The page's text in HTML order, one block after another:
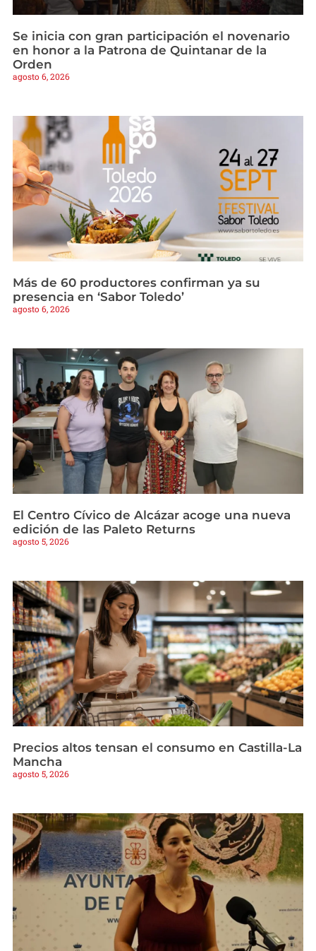
Se inicia con gran participación el novenario
en honor a la Patrona de Quintanar de la
Orden
agosto 6, 2026
Más de 60 productores confirman ya su
presencia en ‘Sabor Toledo’
agosto 6, 2026
El Centro Cívico de Alcázar acoge una nueva
edición de las Paleto Returns
agosto 5, 2026
Precios altos tensan el consumo en Castilla-La
Mancha
agosto 5, 2026